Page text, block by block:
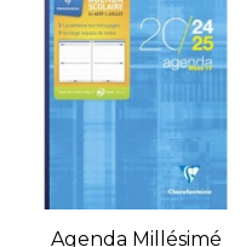
Agenda Millésimé